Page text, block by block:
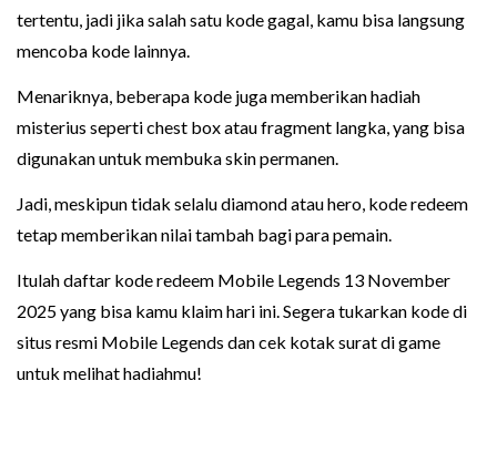
tertentu, jadi jika salah satu kode gagal, kamu bisa langsung
mencoba kode lainnya.
Menariknya, beberapa kode juga memberikan hadiah
misterius seperti chest box atau fragment langka, yang bisa
digunakan untuk membuka skin permanen.
Jadi, meskipun tidak selalu diamond atau hero, kode redeem
tetap memberikan nilai tambah bagi para pemain.
Itulah daftar kode redeem Mobile Legends 13 November
2025 yang bisa kamu klaim hari ini. Segera tukarkan kode di
situs resmi Mobile Legends dan cek kotak surat di game
untuk melihat hadiahmu!